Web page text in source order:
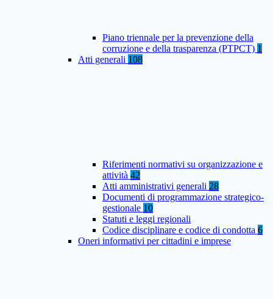
Piano triennale per la prevenzione della
corruzione e della trasparenza (PTPCT) 1
Atti generali 108
Riferimenti normativi su organizzazione e
attività 42
Atti amministrativi generali 28
Documenti di programmazione strategico-
gestionale 10
Statuti e leggi regionali
Codice disciplinare e codice di condotta 6
Oneri informativi per cittadini e imprese